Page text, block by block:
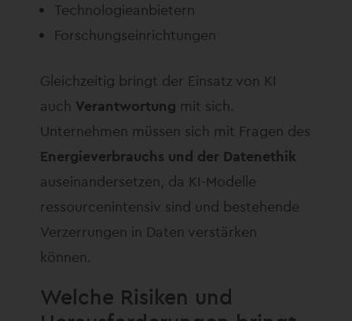
Technologieanbietern
Forschungseinrichtungen
Gleichzeitig bringt der Einsatz von KI
auch Verantwortung mit sich.
Unternehmen müssen sich mit Fragen des
Energieverbrauchs und der Datenethik
auseinandersetzen, da KI-Modelle
ressourcenintensiv sind und bestehende
Verzerrungen in Daten verstärken
können.
Welche Risiken und